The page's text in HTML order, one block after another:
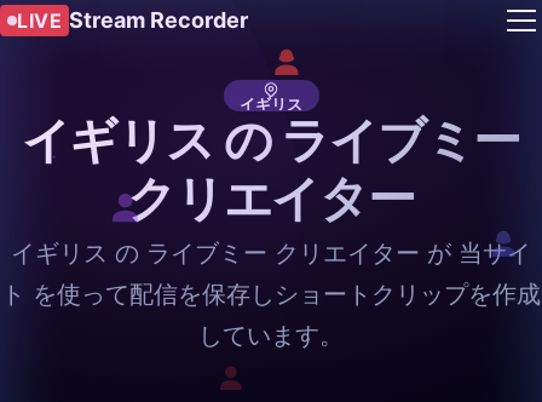
LIVE Stream Recorder
イギリス
イギリス の ライブミー
クリエイター
イギリス の ライブミー クリエイター が 当サイ
ト を使って配信を保存しショートクリップを作成
しています。